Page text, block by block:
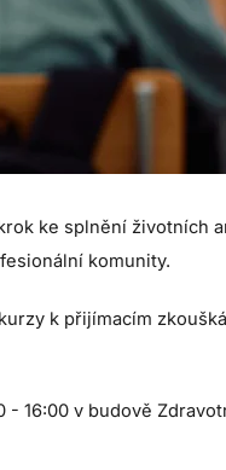
ke splnění životních
komunity.
k přijímacím
16:00 v budově